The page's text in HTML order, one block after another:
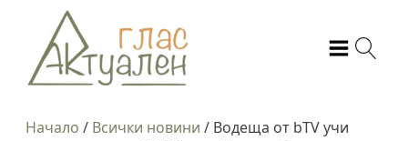
Начало / Всички новини / Водеща от bTV учи